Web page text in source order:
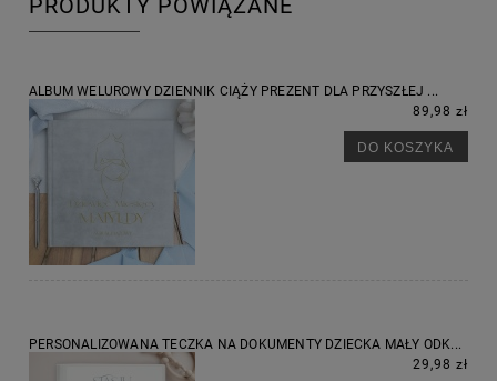
PRODUKTY POWIĄZANE
ALBUM WELUROWY DZIENNIK CIĄŻY PREZENT DLA PRZYSZŁEJ ...
89,98 zł
DO KOSZYKA
PERSONALIZOWANA TECZKA NA DOKUMENTY DZIECKA MAŁY ODK...
29,98 zł